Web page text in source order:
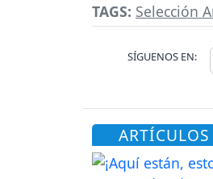
TAGS: Selección
SÍGUENOS EN: